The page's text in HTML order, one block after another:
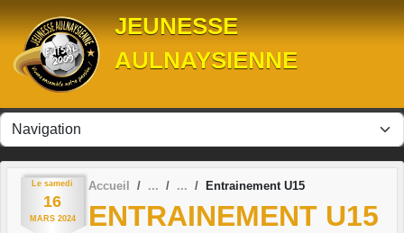
JEUNESSE
AULNAYSIENNE
Le samedi
16
MARS 2024
Accueil Entrainement U15
ENTRAINEMENT U15